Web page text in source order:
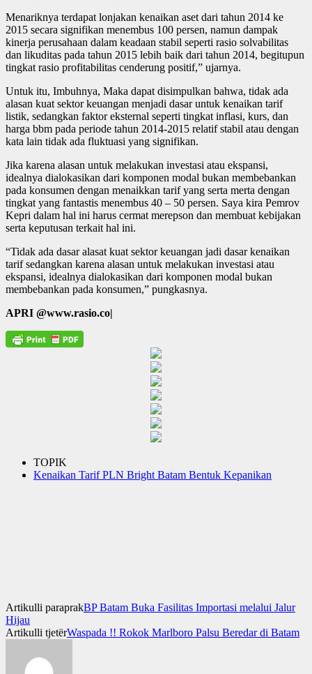
Menariknya terdapat lonjakan kenaikan aset dari tahun 2014 ke
2015 secara signifikan menembus 100 persen, namun dampak
kinerja perusahaan dalam keadaan stabil seperti rasio solvabilitas
dan likuditas pada tahun 2015 lebih baik dari tahun 2014, begitupun
tingkat rasio profitabilitas cenderung positif,” ujarnya.
Untuk itu, Imbuhnya, Maka dapat disimpulkan bahwa, tidak ada
alasan kuat sektor keuangan menjadi dasar untuk kenaikan tarif
listik, sedangkan faktor eksternal seperti tingkat inflasi, kurs, dan
harga bbm pada periode tahun 2014-2015 relatif stabil atau dengan
kata lain tidak ada fluktuasi yang signifikan.
Jika karena alasan untuk melakukan investasi atau ekspansi,
idealnya dialokasikan dari komponen modal bukan membebankan
pada konsumen dengan menaikkan tarif yang serta merta dengan
tingkat yang fantastis menembus 40 – 50 persen. Saya kira Pemrov
Kepri dalam hal ini harus cermat merepson dan membuat kebijakan
serta keputusan terkait hal ini.
“Tidak ada dasar alasat kuat sektor keuangan jadi dasar kenaikan
tarif sedangkan karena alasan untuk melakukan investasi atau
ekspansi, idealnya dialokasikan dari komponen modal bukan
membebankan pada konsumen,” pungkasnya.
APRI @www.rasio.co|
TOPIK
Kenaikan Tarif PLN Bright Batam Bentuk Kepanikan
Artikulli paraprakBP Batam Buka Fasilitas Importasi melalui Jalur
Hijau
Artikulli tjetërWaspada !! Rokok Marlboro Palsu Beredar di Batam